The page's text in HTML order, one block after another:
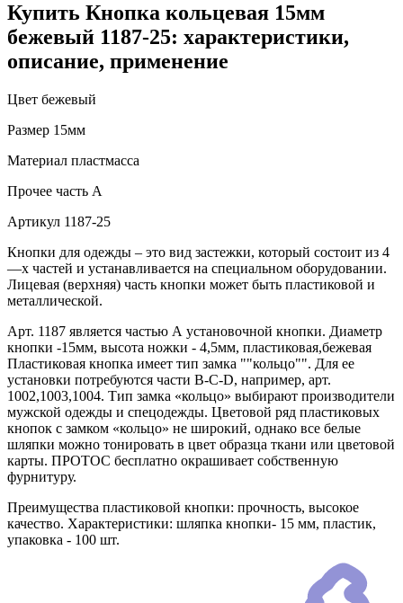
Купить Кнопка кольцевая 15мм
бежевый 1187-25: характеристики,
описание, применение
Цвет бежевый
Размер 15мм
Материал пластмасса
Прочее часть А
Артикул 1187-25
Кнопки для одежды – это вид застежки, который состоит из 4
—х частей и устанавливается на специальном оборудовании.
Лицевая (верхняя) часть кнопки может быть пластиковой и
металлической.
Арт. 1187 является частью А установочной кнопки. Диаметр
кнопки -15мм, высота ножки - 4,5мм, пластиковая,бежевая
Пластиковая кнопка имеет тип замка ""кольцо"". Для ее
установки потребуются части В-C-D, например, арт.
1002,1003,1004. Тип замка «кольцо» выбирают производители
мужской одежды и спецодежды. Цветовой ряд пластиковых
кнопок с замком «кольцо» не широкий, однако все белые
шляпки можно тонировать в цвет образца ткани или цветовой
карты. ПРОТОС бесплатно окрашивает собственную
фурнитуру.
Преимущества пластиковой кнопки: прочность, высокое
качество. Характеристики: шляпка кнопки- 15 мм, пластик,
упаковка - 100 шт.